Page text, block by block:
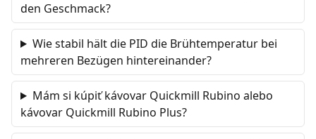
den Geschmack?
Wie stabil hält die PID die Brühtemperatur bei
mehreren Bezügen hintereinander?
Mám si kúpiť kávovar Quickmill Rubino alebo
kávovar Quickmill Rubino Plus?